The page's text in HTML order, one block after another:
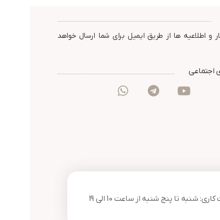
ارتباط افزار
و اطلاعیه ها از طریق ایمیل برای شما ارسال خواهد
اجتماعی
شنبه تا پنج شنبه از ساعت 10 الی 19